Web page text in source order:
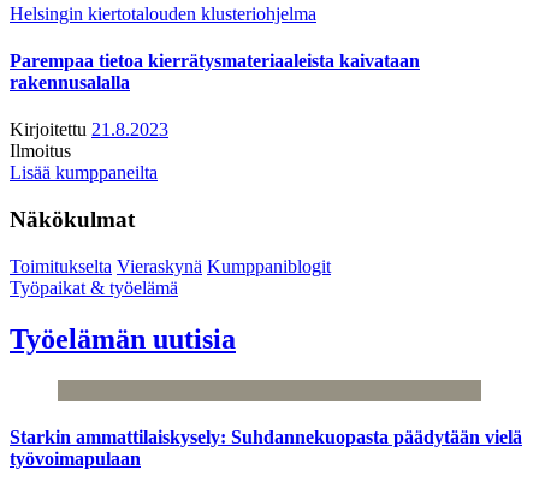
Helsingin kiertotalouden klusteriohjelma
Parempaa tietoa kierrätysmateriaaleista kaivataan
rakennusalalla
Kirjoitettu 21.8.2023
Ilmoitus
Lisää kumppaneilta
Näkökulmat
Toimitukselta Vieraskynä Kumppaniblogit
Työpaikat & työelämä
Työelämän uutisia
Starkin ammattilaiskysely: Suhdannekuopasta päädytään vielä
työvoimapulaan